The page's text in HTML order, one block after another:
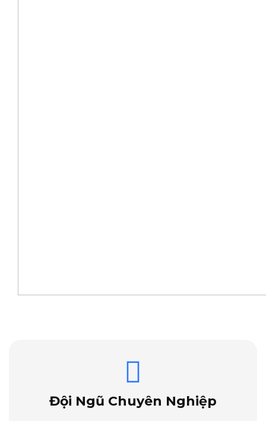
Đội Ngũ Chuyên Nghiệp